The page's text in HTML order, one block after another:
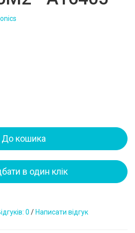
До кошика
в один клік
0 / Написати відгук